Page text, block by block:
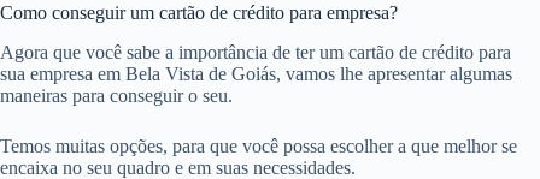
Como conseguir um cartão de crédito para empresa?
Agora que você sabe a importância de ter um cartão de crédito para
sua empresa em Bela Vista de Goiás, vamos lhe apresentar algumas
maneiras para conseguir o seu.
Temos muitas opções, para que você possa escolher a que melhor se
encaixa no seu quadro e em suas necessidades.